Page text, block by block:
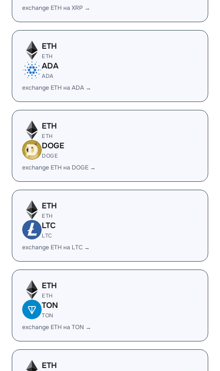
exchange ETH на XRP →
ETH
ETH
ADA
ADA
exchange ETH на ADA →
ETH
ETH
DOGE
DOGE
exchange ETH на DOGE →
ETH
ETH
LTC
LTC
exchange ETH на LTC →
ETH
ETH
TON
TON
exchange ETH на TON →
ETH